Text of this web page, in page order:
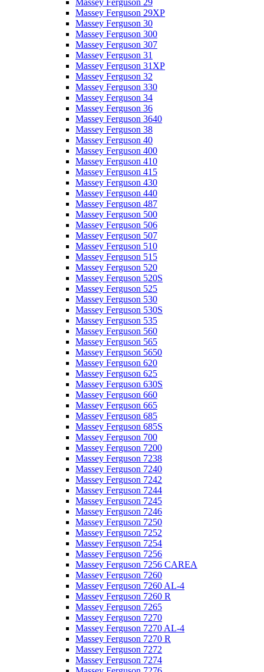
Massey Ferguson 29
Massey Ferguson 29XP
Massey Ferguson 30
Massey Ferguson 300
Massey Ferguson 307
Massey Ferguson 31
Massey Ferguson 31XP
Massey Ferguson 32
Massey Ferguson 330
Massey Ferguson 34
Massey Ferguson 36
Massey Ferguson 3640
Massey Ferguson 38
Massey Ferguson 40
Massey Ferguson 400
Massey Ferguson 410
Massey Ferguson 415
Massey Ferguson 430
Massey Ferguson 440
Massey Ferguson 487
Massey Ferguson 500
Massey Ferguson 506
Massey Ferguson 507
Massey Ferguson 510
Massey Ferguson 515
Massey Ferguson 520
Massey Ferguson 520S
Massey Ferguson 525
Massey Ferguson 530
Massey Ferguson 530S
Massey Ferguson 535
Massey Ferguson 560
Massey Ferguson 565
Massey Ferguson 5650
Massey Ferguson 620
Massey Ferguson 625
Massey Ferguson 630S
Massey Ferguson 660
Massey Ferguson 665
Massey Ferguson 685
Massey Ferguson 685S
Massey Ferguson 700
Massey Ferguson 7200
Massey Ferguson 7238
Massey Ferguson 7240
Massey Ferguson 7242
Massey Ferguson 7244
Massey Ferguson 7245
Massey Ferguson 7246
Massey Ferguson 7250
Massey Ferguson 7252
Massey Ferguson 7254
Massey Ferguson 7256
Massey Ferguson 7256 CAREA
Massey Ferguson 7260
Massey Ferguson 7260 AL-4
Massey Ferguson 7260 R
Massey Ferguson 7265
Massey Ferguson 7270
Massey Ferguson 7270 AL-4
Massey Ferguson 7270 R
Massey Ferguson 7272
Massey Ferguson 7274